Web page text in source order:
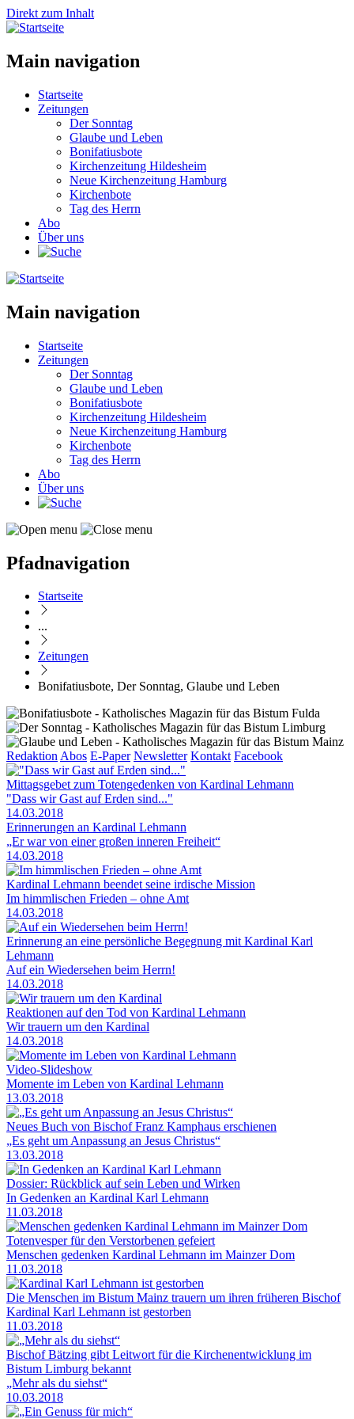
Direkt zum Inhalt
Main navigation
Startseite
Zeitungen
Der Sonntag
Glaube und Leben
Bonifatiusbote
Kirchenzeitung Hildesheim
Neue Kirchenzeitung Hamburg
Kirchenbote
Tag des Herrn
Abo
Über uns
Main navigation
Startseite
Zeitungen
Der Sonntag
Glaube und Leben
Bonifatiusbote
Kirchenzeitung Hildesheim
Neue Kirchenzeitung Hamburg
Kirchenbote
Tag des Herrn
Abo
Über uns
Pfadnavigation
Startseite
...
Zeitungen
Bonifatiusbote, Der Sonntag, Glaube und Leben
RedaktionAbos E-Paper Newsletter Kontakt Facebook
Mittagsgebet zum Totengedenken von Kardinal Lehmann
"Dass wir Gast auf Erden sind..."
14.03.2018
Erinnerungen an Kardinal Lehmann
„Er war von einer großen inneren Freiheit“
14.03.2018
Kardinal Lehmann beendet seine irdische Mission
Im himmlischen Frieden – ohne Amt
14.03.2018
Erinnerung an eine persönliche Begegnung mit Kardinal Karl
Lehmann
Auf ein Wiedersehen beim Herrn!
14.03.2018
Reaktionen auf den Tod von Kardinal Lehmann
Wir trauern um den Kardinal
14.03.2018
Video-Slideshow
Momente im Leben von Kardinal Lehmann
13.03.2018
Neues Buch von Bischof Franz Kamphaus erschienen
„Es geht um Anpassung an Jesus Christus“
13.03.2018
Dossier: Rückblick auf sein Leben und Wirken
In Gedenken an Kardinal Karl Lehmann
11.03.2018
Totenvesper für den Verstorbenen gefeiert
Menschen gedenken Kardinal Lehmann im Mainzer Dom
11.03.2018
Die Menschen im Bistum Mainz trauern um ihren früheren Bischof
Kardinal Karl Lehmann ist gestorben
11.03.2018
Bischof Bätzing gibt Leitwort für die Kirchenentwicklung im
Bistum Limburg bekannt
„Mehr als du siehst“
10.03.2018